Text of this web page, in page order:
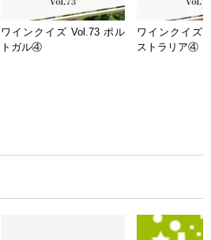
ワインクイズ Vol.73 ポル
トガル④
ワインクイズ
ストラリア④